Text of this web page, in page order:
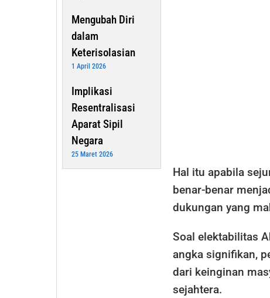
Mengubah Diri
dalam
Keterisolasian
1 April 2026
Implikasi
Resentralisasi
Aparat Sipil
Negara
25 Maret 2026
Hal itu apabila
benar-benar
dukungan yang
Soal elektabilitas
angka signifikan,
dari keinginan
sejahtera.